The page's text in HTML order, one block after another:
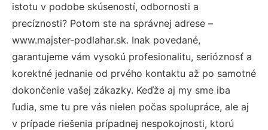
istotu v podobe skúseností, odbornosti a
precíznosti? Potom ste na správnej adrese –
www.majster-podlahar.sk. Inak povedané,
garantujeme vám vysokú profesionalitu, serióznosť a
korektné jednanie od prvého kontaktu až po samotné
dokončenie vašej zákazky. Keďže aj my sme iba
ľudia, sme tu pre vás nielen počas spolupráce, ale aj
v prípade riešenia prípadnej nespokojnosti, ktorú